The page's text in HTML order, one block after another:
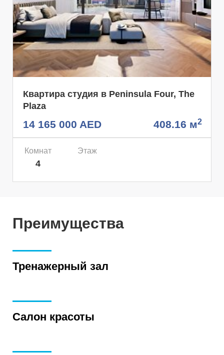
Квартира студия в Peninsula Four, The
Plaza
14 165 000 AED 408.16 м2
Комнат
4
Этаж
Преимущества
Тренажерный зал
Салон красоты